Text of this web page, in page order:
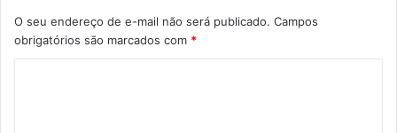
O seu endereço de e-mail não será publicado. Campos
obrigatórios são marcados com *